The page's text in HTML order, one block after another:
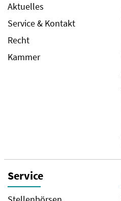
Aktuelles
Service & Kontakt
Recht
Kammer
Service